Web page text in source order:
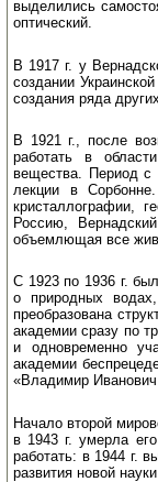
выделились
оптический.
В 1917 г. у
создании
создания ряда
В 1921 г., после
работать в
вещества. Период с
лекции в
кристаллографии,
Россию,
объемлющая все
С 1923 по 1936 г.
о природных
преобразована
академии сразу по
и одновременно
академии
«Владимир
Начало второй
в 1943 г. умерла
работать: в 1944 г.
развития новой науки.